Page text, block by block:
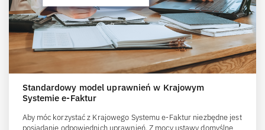
Standardowy model uprawnień w Krajowym
Systemie e-Faktur
Aby móc korzystać z Krajowego Systemu e-Faktur niezbędne jest